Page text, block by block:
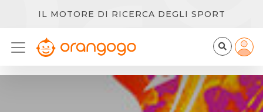
IL MOTORE DI RICERCA DEGLI SPORT